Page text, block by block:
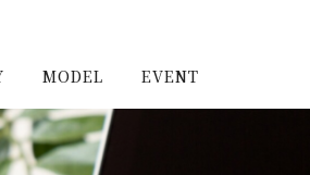
MODEL
浦和住宅公園
EVENT